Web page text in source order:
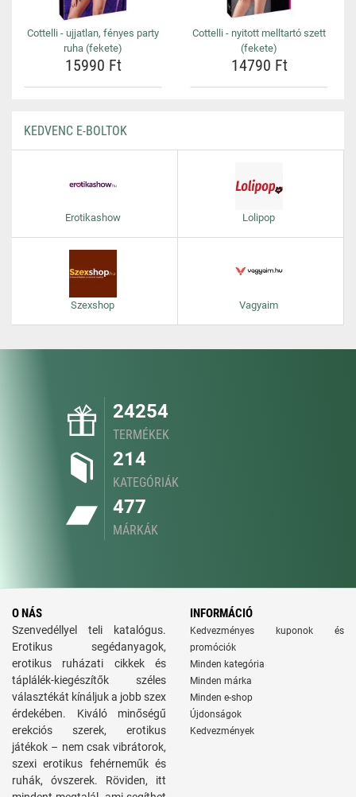
Cottelli - ujjatlan, fényes party
ruha (fekete)
15990 Ft
Cottelli - nyitott melltartó szett
(fekete)
14790 Ft
KEDVENC E-BOLTOK
Erotikashow Lolipop
Szexshop Vagyaim
24254
TERMÉKEK
214
KATEGÓRIÁK
477
MÁRKÁK
O NÁS
Szenvedéllyel teli katalógus.
Erotikus segédanyagok,
erotikus ruházati cikkek és
táplálék-kiegészítők széles
választékát kínáljuk a jobb szex
érdekében. Kiváló minőségű
erekciós szerek, erotikus
játékok – nem csak vibrátorok,
szexi erotikus fehérneműk és
ruhák, óvszerek. Röviden, itt
INFORMÁCIÓ
Kedvezményes kuponok és
promóciók
Minden kategória
Minden márka
Minden e-shop
Újdonságok
Kedvezmények